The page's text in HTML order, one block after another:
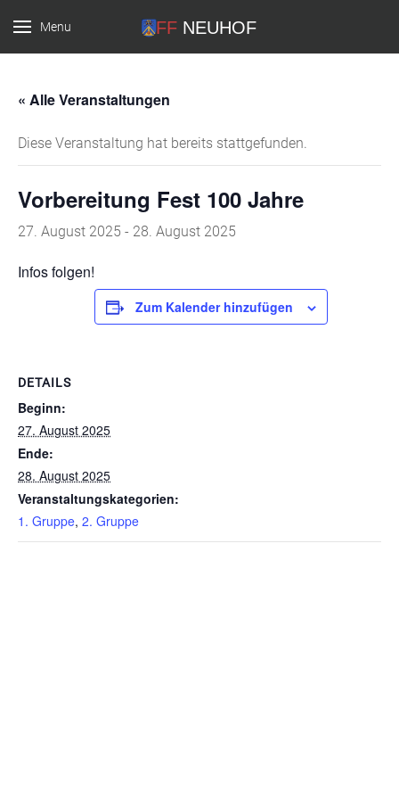
Menu
« Alle Veranstaltungen
Diese Veranstaltung hat bereits stattgefunden.
Vorbereitung Fest 100 Jahre
27. August 2025 - 28. August 2025
Infos folgen!
Zum Kalender hinzufügen
DETAILS
Beginn:
27. August 2025
Ende:
28. August 2025
Veranstaltungskategorien:
1. Gruppe, 2. Gruppe